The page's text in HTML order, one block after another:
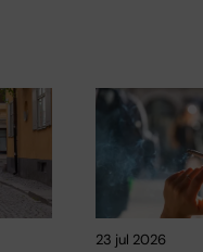
23 jul 2026